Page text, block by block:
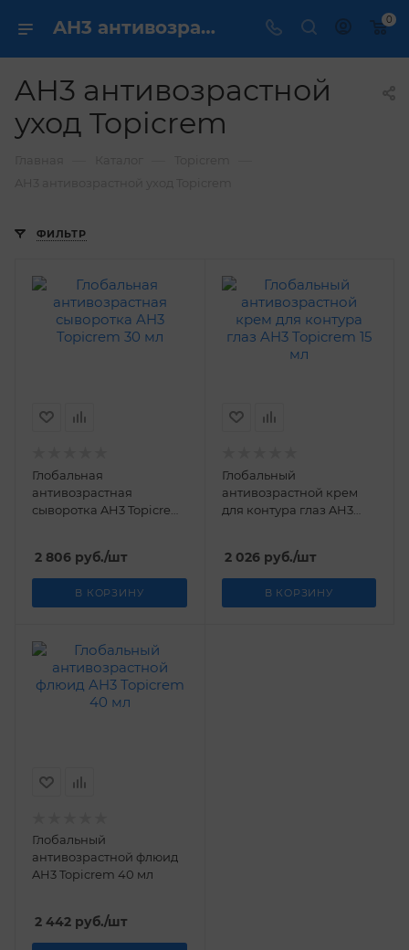
AH3 антивозрастной уход Topicrem купить ✔️ по выгодным ценам 0
AH3 антивозрастной
уход Topicrem
ФИЛЬТР
Глобальная
антивозрастная
сыворотка AH3 Topicrem
2 806 руб./шт
В КОРЗИНУ
Глобальный
антивозрастной крем
для контура глаз AH3
2 026руб./шт
В КОРЗИНУ
Глобальный
антивозрастной флюид
AH3 Topicrem 40 мл
2 442 руб./шт